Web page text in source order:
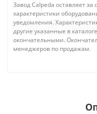
Завод Calpeda оставляет
характеристики
уведомления.
другие указанные в
окончательными.
менеджеров по продажам.